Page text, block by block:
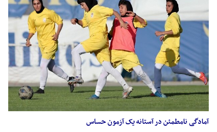
آمادگی نامطمئن در آستانه یک آزمون حساس